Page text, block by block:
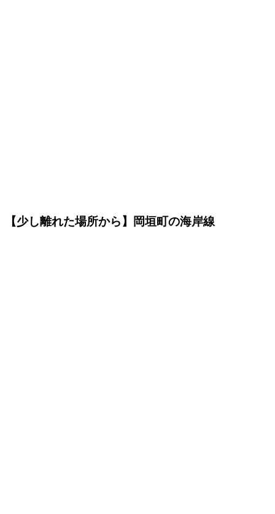
【少し離れた場所から】岡垣町の海岸線